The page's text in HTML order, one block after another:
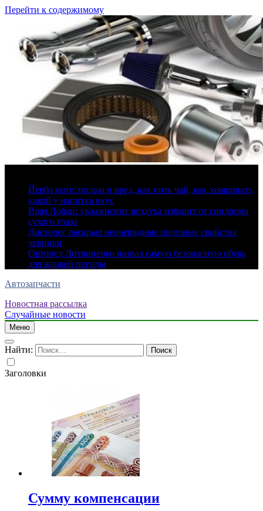
Перейти к содержимому
Йерба мате: польза и вред, как пить чай, как заваривать,
какой у напитка вкус
Врач Лобан: увлажнение воздуха избавит от синдрома
сухого глаза
Диетолог раскрыл неочевидные полезные свойства
черники
Ортопед Литвиненко назвал самую безопасную обувь
для жаркой погоды
Автозапчасти
Новостная рассылка
Случайные новости
Меню
Найти:
Заголовки
Сумму компенсации